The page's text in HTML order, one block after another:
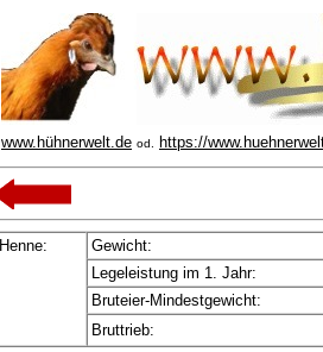
www.hühnerwelt.de od. https://
Henne:
Gewicht:
Legeleistung im 1. Jahr:
Bruteier-Mindestgewicht:
Bruttrieb: